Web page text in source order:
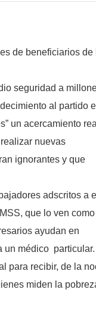
de beneficiarios de
seguridad a
al partido
un acercamiento
nuevas
ignorantes y que
adscritos a
que lo ven
ayudan en
un médico particular.
para recibir, de la
miden la